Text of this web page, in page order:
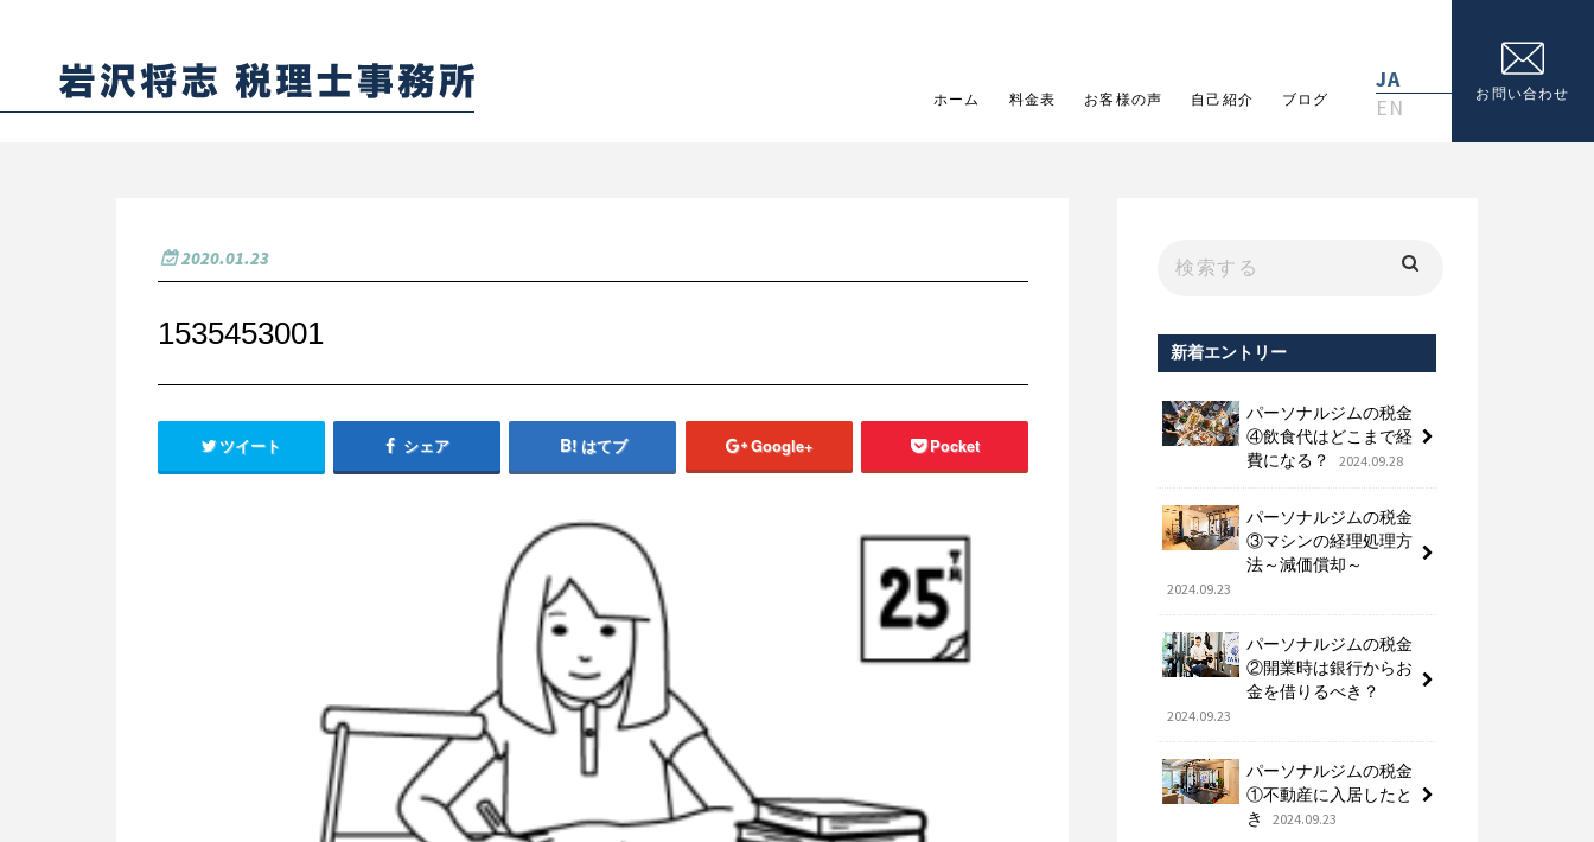
ホーム 料金表 お客様の声 自己紹介 ブログ
JA
EN
お問い合わせ
2020.01.23
1535453001
ツイート シェア はてブ Google+ Pocket
新着エントリー
パーソナルジムの税金
④飲食代はどこまで経
費になる？
2024.09.28
パーソナルジムの税金
③マシンの経理処理方
法～減価償却～
2024.09.23
パーソナルジムの税金
②開業時は銀行からお
金を借りるべき？
2024.09.23
パーソナルジムの税金
①不動産に入居したと
き
2024.09.23